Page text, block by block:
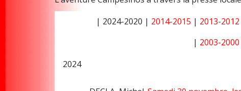
| 2024-2020 | 2014-2015 | 2013-2012
| 2003-2000
2024